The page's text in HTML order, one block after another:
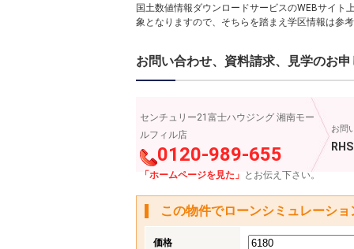
国土数値情報ダウンロードサービスのWEBサイ
象となりますので、そちらを踏まえ学区情報は参
お問い合わせ、資料請求、見学のお
センチュリー21富士ハウジング 湘南モー
ルフィル店
0120-989-655
「ホームページを見た」 とお伝え下さい。
お問
この物件でローンシミュレーショ
価格